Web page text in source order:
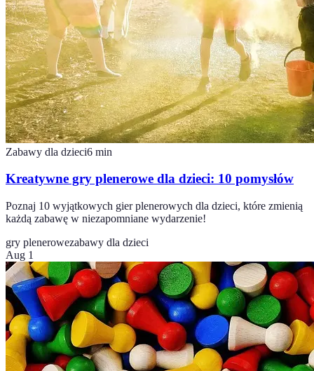
Zabawy dla dzieci6 min
Kreatywne gry plenerowe dla dzieci: 10 pomysłów
Poznaj 10 wyjątkowych gier plenerowych dla dzieci, które zmienią
każdą zabawę w niezapomniane wydarzenie!
gry plenerowezabawy dla dzieci
Aug 1